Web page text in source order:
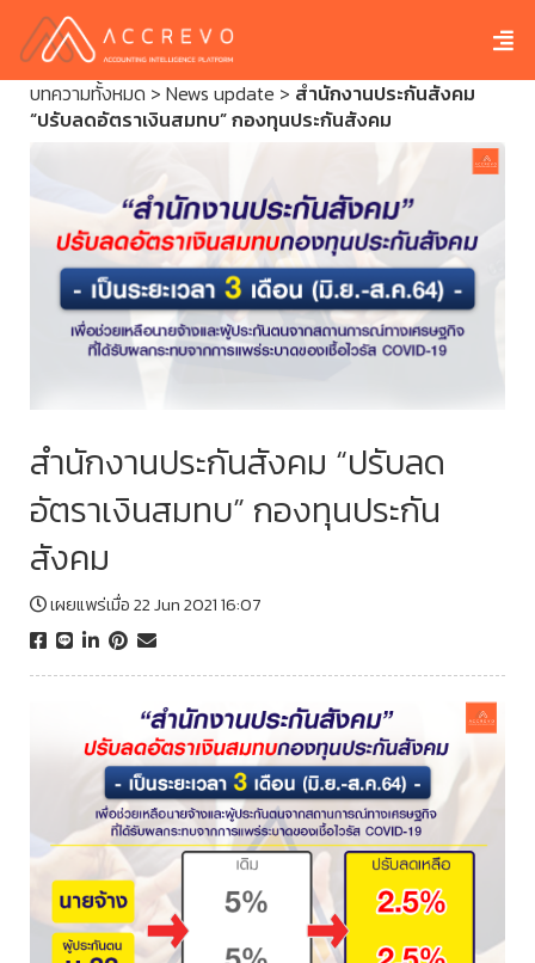
บทความทั้งหมด > News update > สำนักงานประกันสังคม
“ปรับลดอัตราเงินสมทบ” กองทุนประกันสังคม
สำนักงานประกันสังคม “ปรับลด
อัตราเงินสมทบ” กองทุนประกัน
สังคม
เผยแพร่เมื่อ 22 Jun 2021 16:07